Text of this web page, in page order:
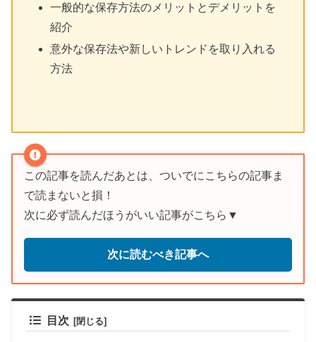
一般的な保存方法のメリットとデメリットを
紹介
意外な保存法や新しいトレンドを取り入れる
方法
この記事を読んだあとは、ついでにこちらの記事ま
で読まないと損！
次に必ず読んだほうがいい記事がこちら▼
次に読むべき記事へ
目次